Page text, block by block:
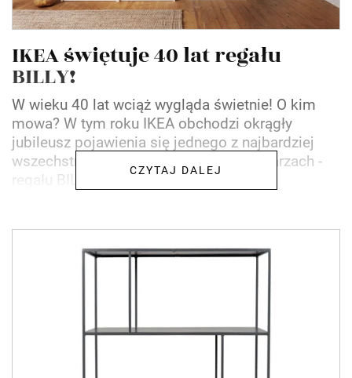
IKEA świętuje 40 lat regału
BILLY!
W wieku 40 lat wciąż wygląda świetnie! O kim
mowa? W tym roku IKEA obchodzi okrągły
jubileusz pojawienia się jednego z najbardziej
wszechstronnych produktów o wielu twarzach -
regału BILLY. Przez 40...
CZYTAJ DALEJ